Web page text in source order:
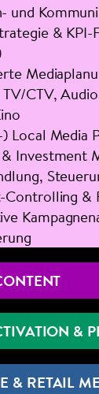
und
&
TV/CTV,
Local Media
Investment
Controlling &
&
& RETAIL